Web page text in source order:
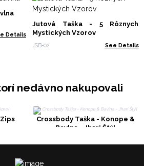
Details
Jutová Taška - 5 Rôznych
Mystických Vzorov
JSB-02 See Details
nedávno nakupovali
Crossbody Taška - Konope &
Bavlna - Jhari Štýl